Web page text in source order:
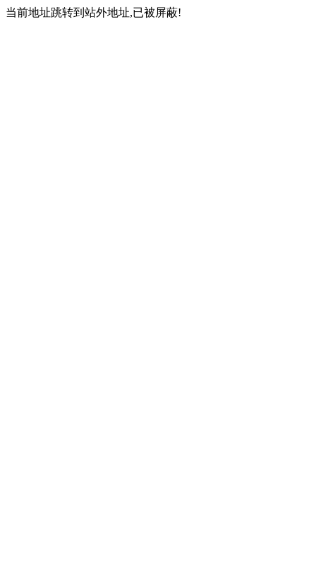
当前地址跳转到站外地址,已被屏蔽!